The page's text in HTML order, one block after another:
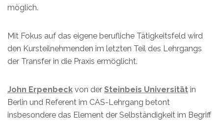
möglich.
Mit Fokus auf das eigene berufliche Tätigkeitsfeld wird
den Kursteilnehmenden im letzten Teil des Lehrgangs
der Transfer in die Praxis ermöglicht.
John Erpenbeck von der Steinbeis Universität in
Berlin und Referent im CAS-Lehrgang betont
insbesondere das Element der Selbständigkeit im Begriff